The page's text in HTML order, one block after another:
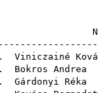
Viniczainé
Bokros Andrea
Gárdonyi Réka